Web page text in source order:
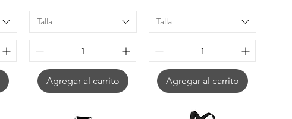
Talla
Agregar al carrito
Talla
Agregar al carrito